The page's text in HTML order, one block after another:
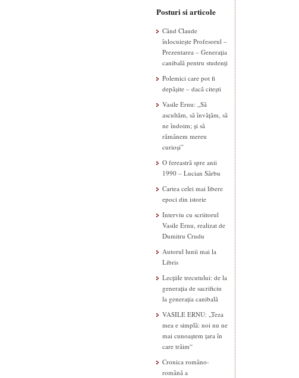
Posturi si articole
Când Claude
înlocuiește Profesorul –
Prezentarea – Generația
canibală pentru studenți
Polemici care pot fi
depășite – dacă citești
Vasile Ernu: „Să
ascultăm, să învățăm, să
ne îndoim; și să
rămânem mereu
curioși”
O fereastră spre anii
1990 – Lucian Sârbu
Cartea celei mai libere
epoci din istorie
Interviu cu scriitorul
Vasile Ernu, realizat de
Dumitru Crudu
Autorul lunii mai la
Libris
Lecțiile trecutului: de la
generația de sacrificiu
la generația canibală
VASILE ERNU: „Teza
mea e simplă: noi nu ne
mai cunoaștem țara în
care trăim“
Cronica româno-
română a